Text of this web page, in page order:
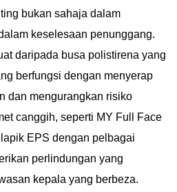
bukan sahaja dalam
keselesaan penunggang.
daripada busa polistirena yang
berfungsi dengan menyerap
dan mengurangkan risiko
canggih, seperti MY Full Face
EPS dengan pelbagai
perlindungan yang
kepala yang berbeza.